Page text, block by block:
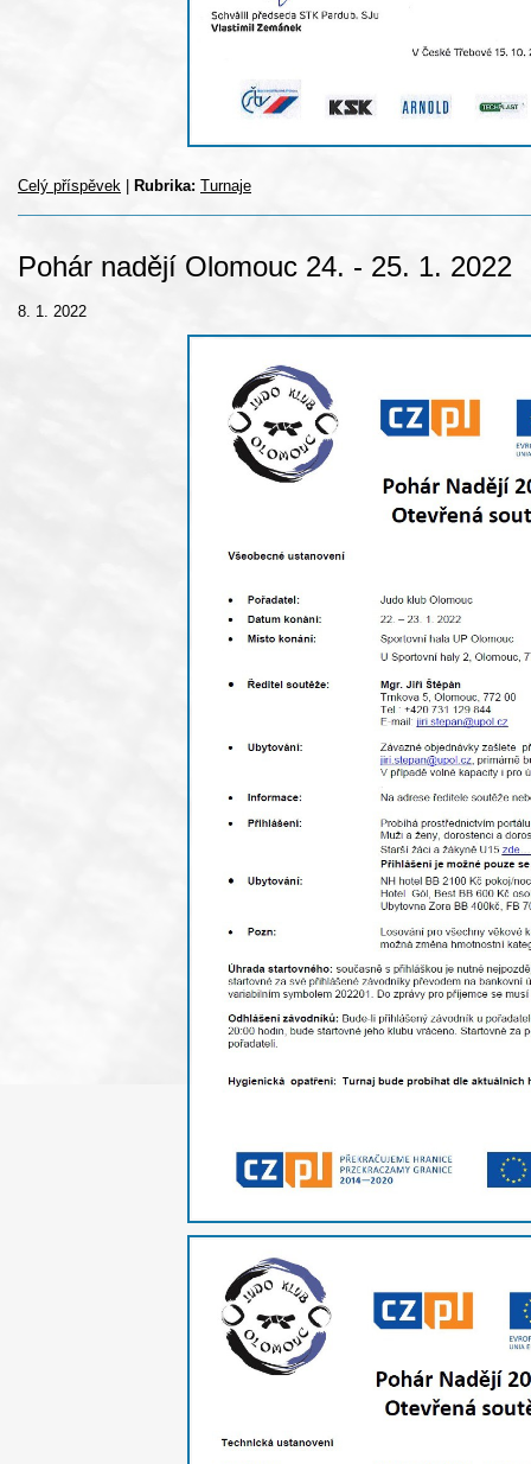
Celý příspěvek | Rubrika: Turnaje
Pohár nadějí Olomouc 24. - 25. 1. 2022
8. 1. 2022